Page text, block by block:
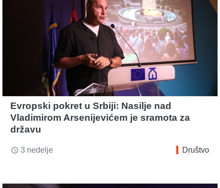
Evropski pokret u Srbiji: Nasilje nad
Vladimirom Arsenijevićem je sramota za
državu
access_time 3 nedelje Društvo